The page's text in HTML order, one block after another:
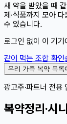
새 약을 받았을 때
제·식품까지 모아
수 있습니다.
로그인 없이 이 기기
같이 먹는 조합 확인
우리 가족 복약 목록
광고주·파트너 전용
복약정리·시